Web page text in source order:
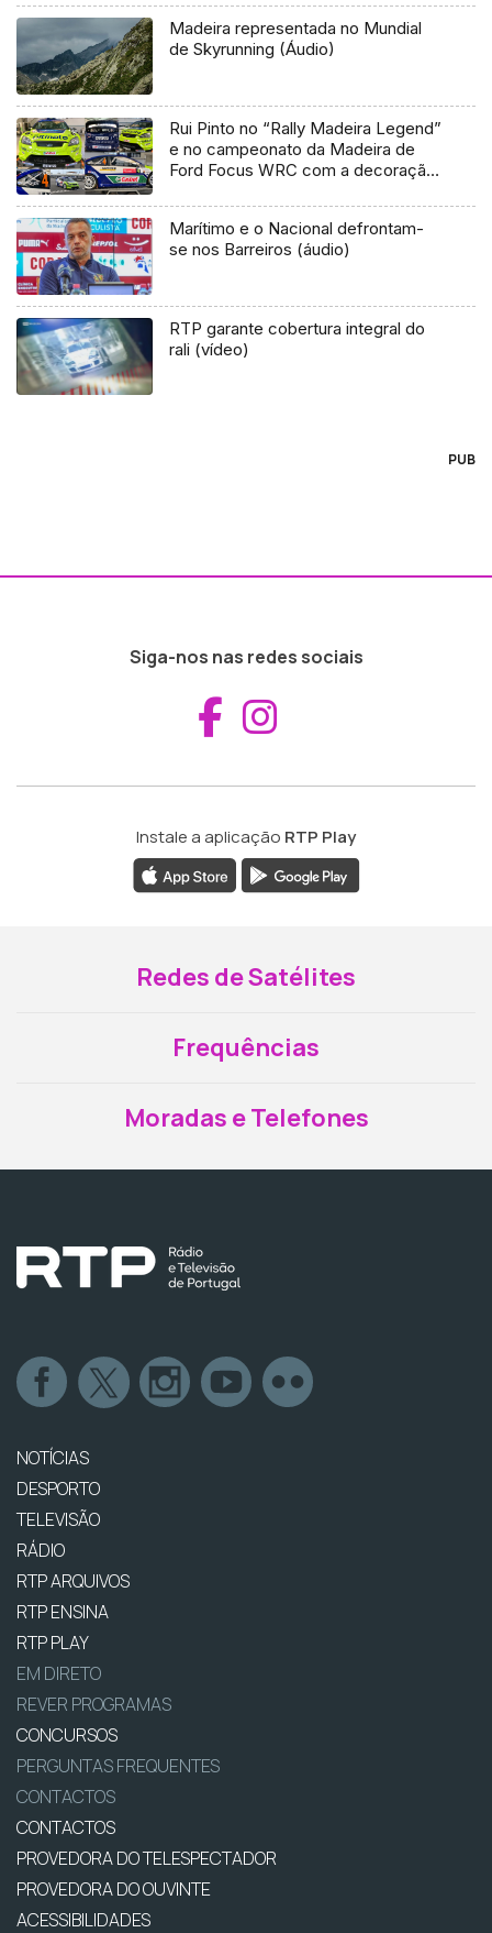
Madeira representada no Mundial
de Skyrunning (Áudio)
Rui Pinto no “Rally Madeira Legend”
e no campeonato da Madeira de
Ford Focus WRC com a decoração
Marítimo e o Nacional defrontam-
se nos Barreiros (áudio)
RTP garante cobertura integral do
rali (vídeo)
PUB
Siga-nos nas redes sociais
Aceder ao
Instale a aplicação RTP Play
Redes de Satélites
Frequências
Moradas e Telefones
NOTÍCIAS
DESPORTO
TELEVISÃO
RÁDIO
RTP ARQUIVOS
RTP ENSINA
RTP PLAY
EM DIRETO
REVER PROGRAMAS
CONCURSOS
PERGUNTAS FREQUENTES
CONTACTOS
CONTACTOS
PROVEDORA DO TELESPECTADOR
PROVEDORA DO OUVINTE
ACESSIBILIDADES